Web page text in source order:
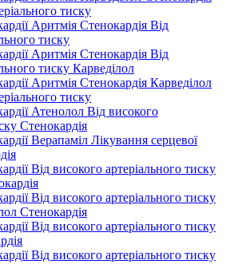
тиску
Аритмія Стенокардія Від
тиску
Аритмія Стенокардія Від
тиску Карведілол
Аритмія Стенокардія Карведілол
тиску
Атенолол Від високого
Стенокардія
Верапаміл Лікування серцевої
Від високого артеріального тиску
Від високого артеріального тиску
Стенокардія
Від високого артеріального тиску
Від високого артеріального тиску